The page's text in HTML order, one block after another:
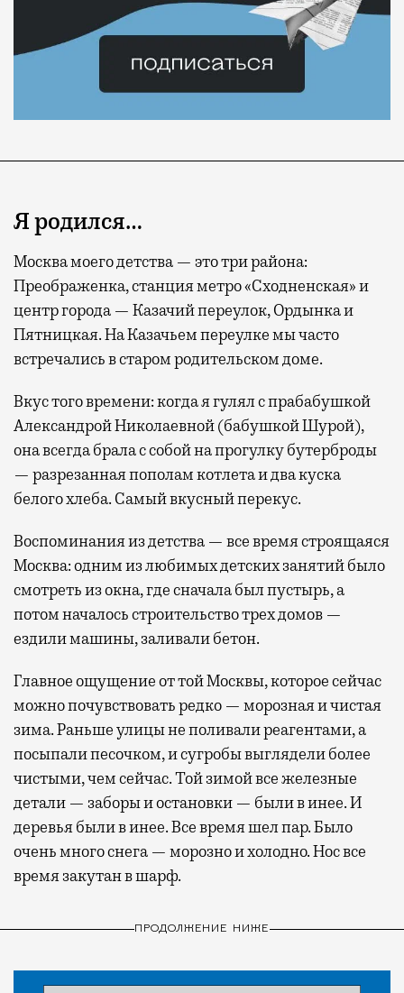
Я родился…
Москва моего детства — это три района:
Преображенка, станция метро «Сходненская» и
центр города — Казачий переулок, Ордынка и
Пятницкая. На Казачьем переулке мы часто
встречались в старом родительском доме.
Вкус того времени: когда я гулял с прабабушкой
Александрой Николаевной (бабушкой Шурой),
она всегда брала с собой на прогулку бутерброды
— разрезанная пополам котлета и два куска
белого хлеба. Самый вкусный перекус.
Воспоминания из детства — все время строящаяся
Москва: одним из любимых детских занятий было
смотреть из окна, где сначала был пустырь, а
потом началось строительство трех домов —
ездили машины, заливали бетон.
Главное ощущение от той Москвы, которое сейчас
можно почувствовать редко — морозная и чистая
зима. Раньше улицы не поливали реагентами, а
посыпали песочком, и сугробы выглядели более
чистыми, чем сейчас. Той зимой все железные
детали — заборы и остановки — были в инее. И
деревья были в инее. Все время шел пар. Было
очень много снега — морозно и холодно. Нос все
время закутан в шарф.
ПРОДОЛЖЕНИЕ НИЖЕ